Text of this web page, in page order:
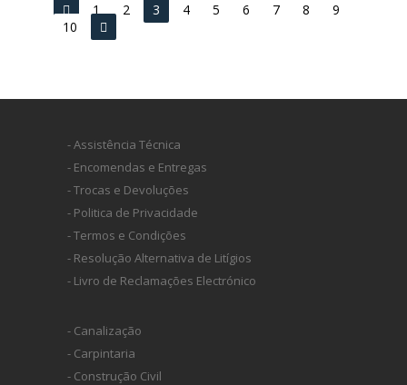
1 2 3 4 5 6 7 8
9
10
- Assistência Técnica
- Encomendas e Entregas
- Trocas e Devoluções
- Politica de Privacidade
- Termos e Condições
- Resolução Alternativa de Litígios
- Livro de Reclamações Electrónico
- Canalização
- Carpintaria
- Construção Civil